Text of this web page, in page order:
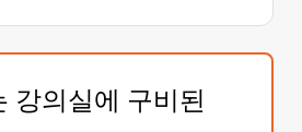
강의실에 구비된